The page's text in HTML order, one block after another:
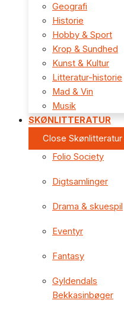
Geografi
Historie
Hobby & Sport
Krop & Sundhed
Kunst & Kultur
Litteratur-historie
Mad & Vin
Musik
SKØNLITTERATUR
Close Skønlitteratur
Folio Society
Digtsamlinger
Drama & skuespil
Eventyr
Fantasy
Gyldendals
Bekkasinbøger